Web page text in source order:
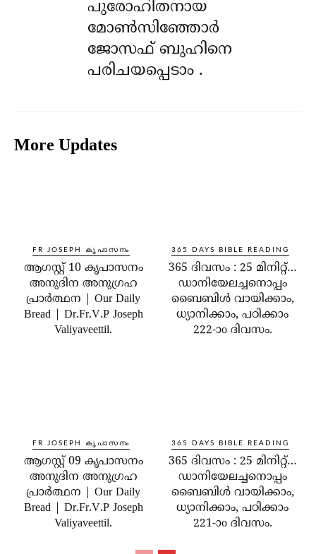
പുരോഹിതനായ
മോൺസിഞ്ഞോർ
ജോസഫ് ബുഹിനെ
പരിചയപ്പെടാം .
More Updates
FR JOSEPH കൃപാസനം
ആഗസ്റ്റ് 10 കൃപാസനം
അനുദിന അനുഗ്രഹ
പ്രാർത്ഥന | Our Daily
Bread | Dr.Fr.V.P Joseph
Valiyaveettil.
365 DAYS BIBLE READING
365 ദിവസം : 25 മിനിറ്റ്…
ഡാനിയേലച്ചനൊപ്പം
ബൈബിൾ വായിക്കാം,
ധ്യാനിക്കാം, പഠിക്കാം
222-ാo ദിവസം.
FR JOSEPH കൃപാസനം
ആഗസ്റ്റ് 09 കൃപാസനം
അനുദിന അനുഗ്രഹ
പ്രാർത്ഥന | Our Daily
Bread | Dr.Fr.V.P Joseph
Valiyaveettil.
365 DAYS BIBLE READING
365 ദിവസം : 25 മിനിറ്റ്…
ഡാനിയേലച്ചനൊപ്പം
ബൈബിൾ വായിക്കാം,
ധ്യാനിക്കാം, പഠിക്കാം
221-ാo ദിവസം.